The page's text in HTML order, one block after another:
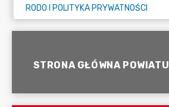
RODO I POLITYKA PRYWATNOŚCI
STRONA GŁÓWNA POWIATU